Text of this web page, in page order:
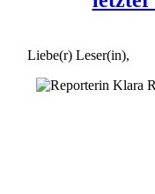
Liebe(r) Leser(in),